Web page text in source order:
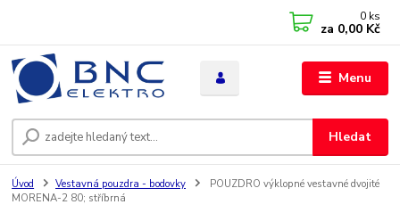
Menu
Hledat
0 ks
za 0,00 Kč
Úvod Vestavná pouzdra - bodovky
POUZDRO výklopné vestavné dvojité
MORENA-2 80; stříbrná